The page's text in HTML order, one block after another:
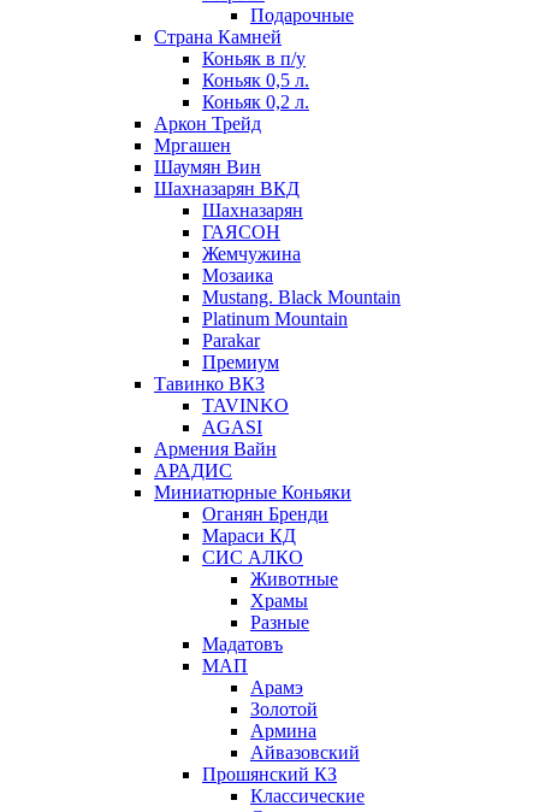
Подарочные
Страна Камней
Коньяк в п/у
Коньяк 0,5 л.
Коньяк 0,2 л.
Аркон Трейд
Мргашен
Шаумян Вин
Шахназарян ВКД
Шахназарян
ГАЯСОН
Жемчужина
Мозаика
Mustang. Black Mountain
Platinum Mountain
Parakar
Премиум
Тавинко ВКЗ
TAVINKO
AGASI
Армения Вайн
АРАДИС
Миниатюрные Коньяки
Оганян Бренди
Мараси КД
СИС АЛКО
Животные
Храмы
Разные
Мадатовъ
МАП
Арамэ
Золотой
Армина
Айвазовский
Прошянский КЗ
Классические